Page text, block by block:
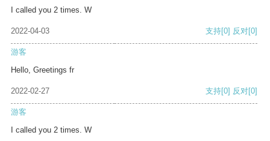
I called you 2 times. W
2022-04-03 支持[0] 反对[0]
游客
Hello, Greetings fr
2022-02-27 支持[0] 反对[0]
游客
I called you 2 times. W